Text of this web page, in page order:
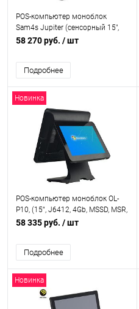
POS-компьютер моноблок
Sam4s Jupiter (сенсорный 15",
J1900, 4Gb, SSD, MSR, PCT),
58 270 руб. / шт
Подробнее
Новинка
POS-компьютер моноблок OL-
P10, (15“, J6412, 4Gb, MSSD, MSR,
PCT, 15" monitor), OL-P10 J6412,
58 335 руб. / шт
Подробнее
Новинка